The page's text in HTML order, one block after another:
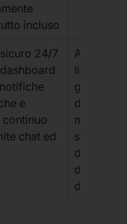
incluso
24/7
e
chat ed
Accesso
limitato,
gestione
manuale,
supporto
durante
d’ufficio.